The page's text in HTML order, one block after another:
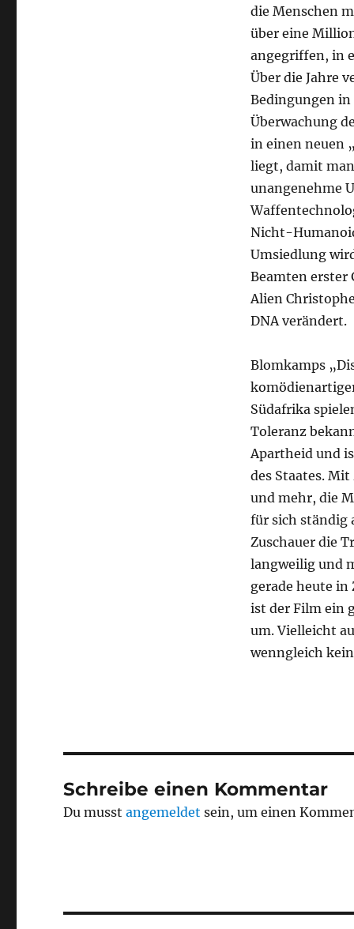
die Menschen
über eine
angegriffen, in
Über die Jahre
Bedingungen
Überwachung
in einen neuen
liegt, damit
unangenehme
Nicht-
Umsiedlung
Beamten erster
Alien
DNA verändert.
Blomkamps
Südafrika
Toleranz
Apartheid und
des Staates.
und mehr, die
für sich ständig
Zuschauer die
langweilig und
gerade heute
ist der Film ein
um. Vielleicht
wenngleich
Schreibe einen Kommentar
Du musstangemeldet sein, um einen